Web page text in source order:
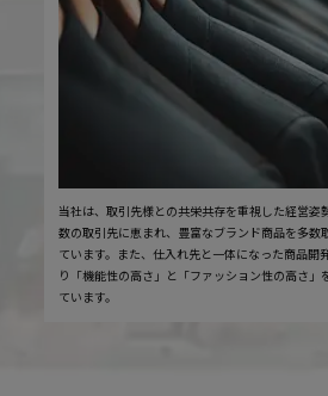
当社は、取引先様との共栄共存を重視した経営姿
数の取引先に恵まれ、豊富なブランド商品を多数
ています。また、仕入れ先と一体になった商品開
り「機能性の高さ」と「ファッション性の高さ」
ています。